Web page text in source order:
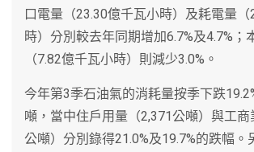
口電量（23.30億千瓦小時）及耗電量
時）分別較去年同期增加6.7%及4.7%；
（7.82億千瓦小時）則減少3.0%。
今年第3季石油氣的消耗量按季下跌
噸，當中住戶用量（2,371公噸）與工商
公噸）分別錄得21.0%及19.7%的跌幅。